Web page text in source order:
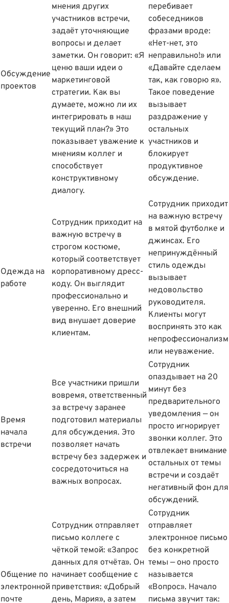
Обсуждение
проектов
мнения других
участников встречи,
задаёт уточняющие
вопросы и делает
заметки. Он говорит: «Я
ценю ваши идеи о
маркетинговой
стратегии. Как вы
думаете, можно ли их
интегрировать в наш
текущий план?» Это
показывает уважение к
мнениям коллег и
способствует
конструктивному
диалогу.
перебивает
собеседников
фразами вроде:
«Нет-нет, это
неправильно!» или
«Давайте сделаем
так, как говорю я».
Такое поведение
вызывает
раздражение у
остальных
участников и
блокирует
продуктивное
обсуждение.
Одежда на
работе
Сотрудник приходит на
важную встречу в
строгом костюме,
который соответствует
корпоративному дресс-
коду. Он выглядит
профессионально и
уверенно. Его внешний
вид внушает доверие
клиентам.
Сотрудник приходит
на важную встречу
в мятой футболке и
джинсах. Его
непринуждённый
стиль одежды
вызывает
недовольство
руководителя.
Клиенты могут
воспринять это как
непрофессионализм
или неуважение.
Время
начала
встречи
Все участники пришли
вовремя, ответственный
за встречу заранее
подготовил материалы
для обсуждения. Это
позволяет начать
встречу без задержек и
сосредоточиться на
важных вопросах.
Сотрудник
опаздывает на 20
минут без
предварительного
уведомления — он
просто игнорирует
звонки коллег. Это
отвлекает внимание
остальных от темы
встречи и создаёт
негативный фон для
обсуждений.
Общение по
электронной
почте
Сотрудник отправляет
письмо коллеге с
чёткой темой: «Запрос
данных для отчёта». Он
начинает сообщение с
приветствия: «Добрый
день, Мария», а затем
Сотрудник
отправляет
электронное письмо
без конкретной
темы — оно просто
называется
«Вопрос». Начало
письма звучит так: